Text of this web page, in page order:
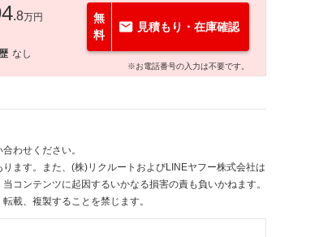
.8万円
なし
無
料
見積もり・在庫確認
※お電話番号の入力は不要です。
わせください。
ます。また、(株)リクルートおよびLINEヤフー株式会社は
コンテンツに起因するいかなる損害の責も負いかねます。
載、複製することを禁じます。